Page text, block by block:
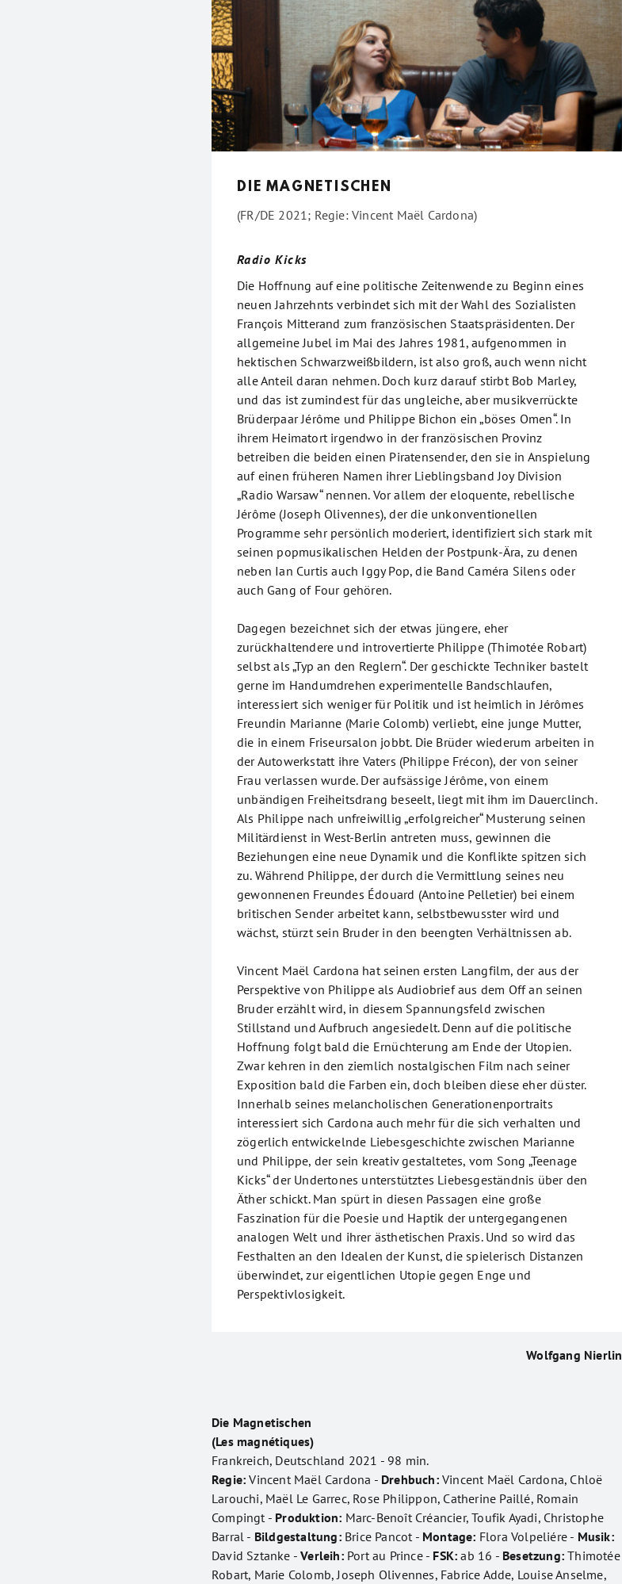
DIE MAGNETISCHEN
(FR/DE 2021; Regie: Vincent Maël Cardona)
Radio Kicks
Die Hoffnung auf eine politische Zeitenwende zu Beginn eines
neuen Jahrzehnts verbindet sich mit der Wahl des Sozialisten
François Mitterand zum französischen Staatspräsidenten. Der
allgemeine Jubel im Mai des Jahres 1981, aufgenommen in
hektischen Schwarzweißbildern, ist also groß, auch wenn nicht
alle Anteil daran nehmen. Doch kurz darauf stirbt Bob Marley,
und das ist zumindest für das ungleiche, aber musikverrückte
Brüderpaar Jérôme und Philippe Bichon ein „böses Omen“. In
ihrem Heimatort irgendwo in der französischen Provinz
betreiben die beiden einen Piratensender, den sie in Anspielung
auf einen früheren Namen ihrer Lieblingsband Joy Division
„Radio Warsaw“ nennen. Vor allem der eloquente, rebellische
Jérôme (Joseph Olivennes), der die unkonventionellen
Programme sehr persönlich moderiert, identifiziert sich stark mit
seinen popmusikalischen Helden der Postpunk-Ära, zu denen
neben Ian Curtis auch Iggy Pop, die Band Caméra Silens oder
auch Gang of Four gehören.
Dagegen bezeichnet sich der etwas jüngere, eher
zurückhaltendere und introvertierte Philippe (Thimotée Robart)
selbst als „Typ an den Reglern“. Der geschickte Techniker bastelt
gerne im Handumdrehen experimentelle Bandschlaufen,
interessiert sich weniger für Politik und ist heimlich in Jérômes
Freundin Marianne (Marie Colomb) verliebt, eine junge Mutter,
die in einem Friseursalon jobbt. Die Brüder wiederum arbeiten in
der Autowerkstatt ihre Vaters (Philippe Frécon), der von seiner
Frau verlassen wurde. Der aufsässige Jérôme, von einem
unbändigen Freiheitsdrang beseelt, liegt mit ihm im Dauerclinch.
Als Philippe nach unfreiwillig „erfolgreicher“ Musterung seinen
Militärdienst in West-Berlin antreten muss, gewinnen die
Beziehungen eine neue Dynamik und die Konflikte spitzen sich
zu. Während Philippe, der durch die Vermittlung seines neu
gewonnenen Freundes Édouard (Antoine Pelletier) bei einem
britischen Sender arbeitet kann, selbstbewusster wird und
wächst, stürzt sein Bruder in den beengten Verhältnissen ab.
Vincent Maël Cardona hat seinen ersten Langfilm, der aus der
Perspektive von Philippe als Audiobrief aus dem Off an seinen
Bruder erzählt wird, in diesem Spannungsfeld zwischen
Stillstand und Aufbruch angesiedelt. Denn auf die politische
Hoffnung folgt bald die Ernüchterung am Ende der Utopien.
Zwar kehren in den ziemlich nostalgischen Film nach seiner
Exposition bald die Farben ein, doch bleiben diese eher düster.
Innerhalb seines melancholischen Generationenportraits
interessiert sich Cardona auch mehr für die sich verhalten und
zögerlich entwickelnde Liebesgeschichte zwischen Marianne
und Philippe, der sein kreativ gestaltetes, vom Song „Teenage
Kicks“ der Undertones unterstütztes Liebesgeständnis über den
Äther schickt. Man spürt in diesen Passagen eine große
Faszination für die Poesie und Haptik der untergegangenen
analogen Welt und ihrer ästhetischen Praxis. Und so wird das
Festhalten an den Idealen der Kunst, die spielerisch Distanzen
überwindet, zur eigentlichen Utopie gegen Enge und
Perspektivlosigkeit.
Wolfgang Nierlin
Die Magnetischen
(Les magnétiques)
Frankreich, Deutschland 2021 - 98 min.
Regie: Vincent Maël Cardona - Drehbuch:Vincent Maël Cardona, Chloë
Larouchi, Maël Le Garrec, Rose Philippon, Catherine Paillé, Romain
Compingt - Produktion: Marc-Benoît Créancier, Toufik Ayadi, Christophe
Barral - Bildgestaltung:Brice Pancot - Montage: Flora Volpeliére - Musik:
David Sztanke -Verleih:Port au Prince - FSK: ab 16 - Besetzung: Thimotée
Robart, Marie Colomb, Joseph Olivennes, Fabrice Adde, Louise Anselme,